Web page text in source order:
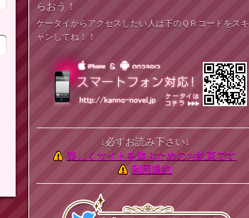
らおう！
ケータイからアクセスしたい人は下のＱＲコードをスキ
ャンしてね！！
↓必ずお読み下さい↓
楽しくサイトを遊ぶためのお約束です
利用規約